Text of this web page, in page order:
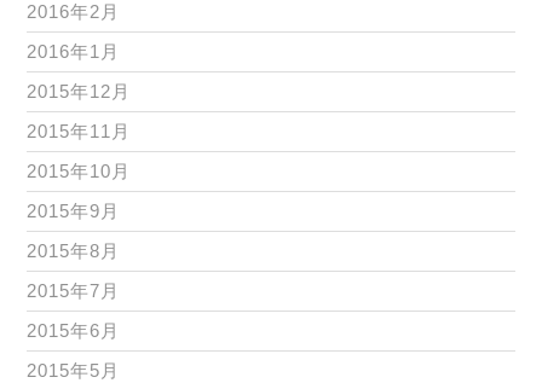
2016年2月
2016年1月
2015年12月
2015年11月
2015年10月
2015年9月
2015年8月
2015年7月
2015年6月
2015年5月